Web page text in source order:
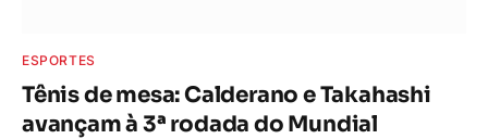
ESPORTES
Tênis de mesa: Calderano e Takahashi
avançam à 3ª rodada do Mundial